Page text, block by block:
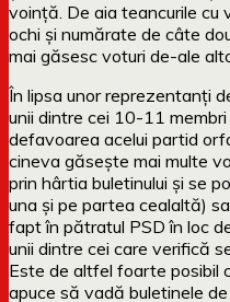
voință. De aia teancurile cu
ochi și numărate de câte
mai găsesc voturi de-ale
În lipsa unor reprezentanți
unii dintre cei 10-11
defavoarea acelui partid
cineva găsește mai multe
prin hârtia buletinului și se
una și pe partea cealaltă)
fapt în pătratul PSD în loc
unii dintre cei care verifică
Este de altfel foarte posibil
apuce să vadă buletinele